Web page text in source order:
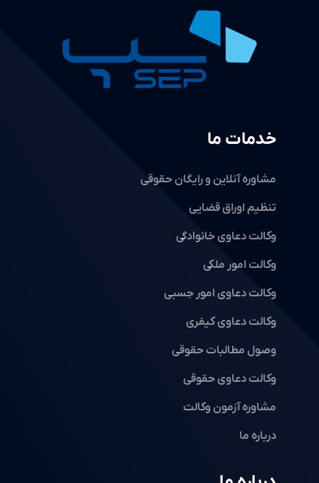
خدمات ما
مشاوره آنلاین و رایگان حقوقی
تنظیم اوراق قضایی
وکالت دعاوی خانوادگی
وکالت امور ملکی
وکالت دعاوی امور حِسبی
وکالت دعاوی کیفری
وصول مطالبات حقوقی
وکالت دعاوی حقوقی
مشاوره آزمون وکالت
درباره ما